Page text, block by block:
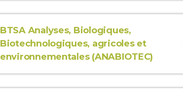
BTSA Analyses, Biologiques,
Biotechnologiques, agricoles et
environnementales (ANABIOTEC)